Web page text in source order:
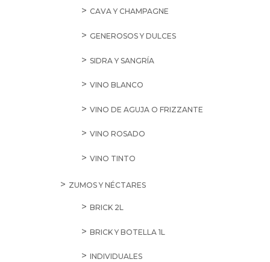
CAVA Y CHAMPAGNE
GENEROSOS Y DULCES
SIDRA Y SANGRÍA
VINO BLANCO
VINO DE AGUJA O FRIZZANTE
VINO ROSADO
VINO TINTO
ZUMOS Y NÉCTARES
BRICK 2L
BRICK Y BOTELLA 1L
INDIVIDUALES